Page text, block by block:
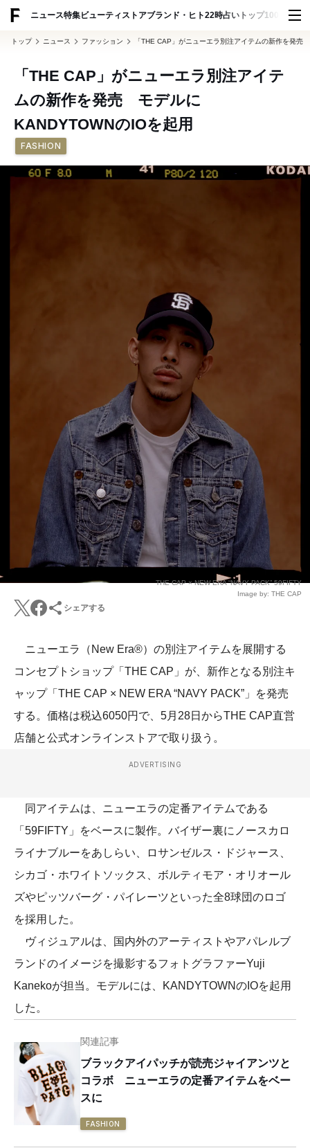
ニュース特集ビューティ ストアブランド・ヒト22時占い トップ100 スナッ
トップ ニュース ファッション 「THE CAP」がニューエラ別注アイテムの新作を発
「THE CAP」がニューエラ別注アイテ
ムの新作を発売 モデルに
KANDYTOWNのIOを起用
FASHION
THE CAP × NEW ERA “NAVY PACK” 59FIFTY
Image by: THE CAP
シェアする
ニューエラ（New Era®）の別注アイテムを展開する
コンセプトショップ「THE CAP」が、新作となる別注キ
ャップ「THE CAP × NEW ERA “NAVY PACK”」を発売
する。価格は税込6050円で、5月28日からTHE CAP直営
店舗と公式オンラインストアで取り扱う。
ADVERTISING
同アイテムは、ニューエラの定番アイテムである
「59FIFTY」をベースに製作。バイザー裏にノースカロ
ライナブルーをあしらい、ロサンゼルス・ドジャース、
シカゴ・ホワイトソックス、ボルティモア・オリオール
ズやピッツバーグ・パイレーツといった全8球団のロゴ
を採⽤した。
ヴィジュアルは、国内外のアーティストやアパレルブ
ランドのイメージを撮影するフォトグラファーYuji
Kanekoが担当。モデルには、KANDYTOWNのIOを起⽤
した。
関連記事
ブラックアイパッチが読売ジャイアンツと
コラボ ニューエラの定番アイテムをベー
スに
FASHION